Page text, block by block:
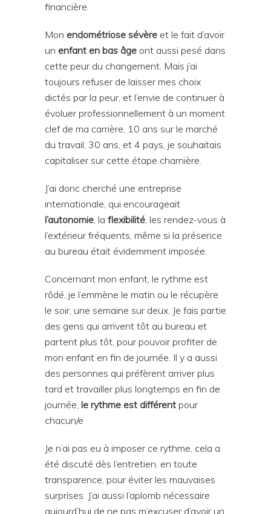
financière.
Mon endométriose sévère et le fait d’avoir
un enfant en bas âge ont aussi pesé dans
cette peur du changement. Mais j’ai
toujours refuser de laisser mes choix
dictés par la peur, et l’envie de continuer à
évoluer professionnellement à un moment
clef de ma carrière, 10 ans sur le marché
du travail, 30 ans, et 4 pays, je souhaitais
capitaliser sur cette étape charnière.
J’ai donc cherché une entreprise
internationale, qui encourageait
l’autonomie, la flexibilité, les rendez-vous à
l’extérieur fréquents, même si la présence
au bureau était évidemment imposée.
Concernant mon enfant, le rythme est
rôdé, je l’emmène le matin ou le récupère
le soir, une semaine sur deux. Je fais partie
des gens qui arrivent tôt au bureau et
partent plus tôt, pour pouvoir profiter de
mon enfant en fin de journée. Il y a aussi
des personnes qui préfèrent arriver plus
tard et travailler plus longtemps en fin de
journée, le rythme est différent pour
chacun/e
Je n’ai pas eu à imposer ce rythme, cela a
été discuté dès l’entretien, en toute
transparence, pour éviter les mauvaises
surprises. J’ai aussi l’aplomb nécessaire
aujourd’hui de ne pas m’excuser d’avoir un